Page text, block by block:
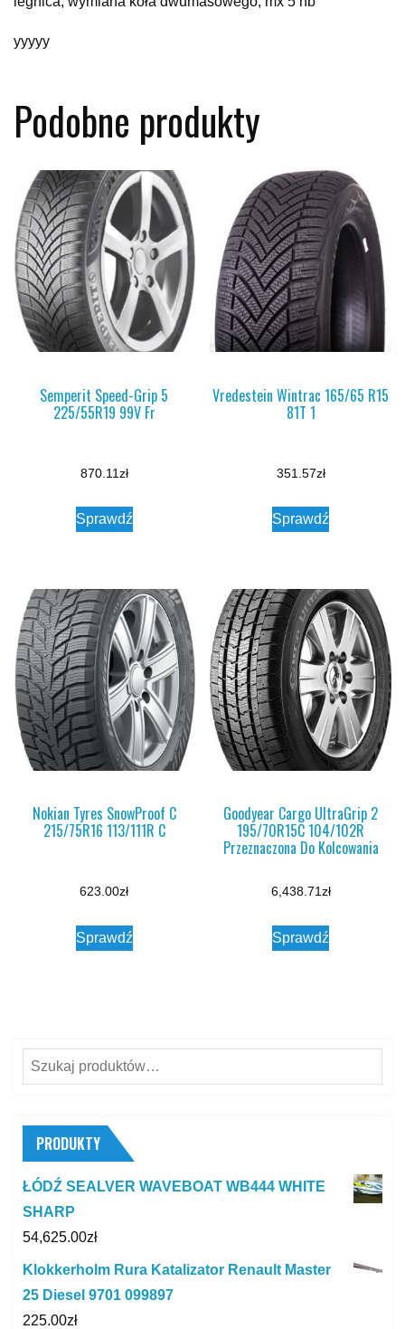
yyyyy
Podobne produkty
Semperit Speed-Grip 5
225/55R19 99V Fr
870.11 zł
Sprawdź
Vredestein Wintrac 165/65 R15
81T 1
351.57zł
Sprawdź
Nokian Tyres SnowProof C
215/75R16 113/111R C
623.00zł
Sprawdź
Goodyear Cargo UltraGrip 2
195/70R15C 104/102R
Przeznaczona Do Kolcowania
6,438.71zł
Sprawdź
Szukaj:
PRODUKTY
ŁÓDŹ SEALVER WAVEBOAT WB444 WHITE
SHARP
54,625.00zł
Klokkerholm Rura Katalizator Renault Master
25 Diesel 9701 099897
225.00zł